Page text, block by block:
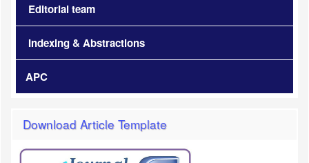
Editorial team
Indexing & Abstractions
APC
Download Article Template